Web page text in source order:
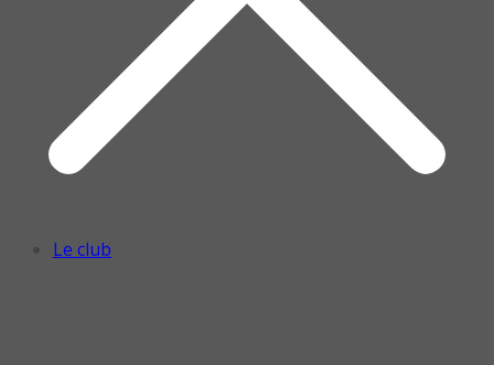
Le club